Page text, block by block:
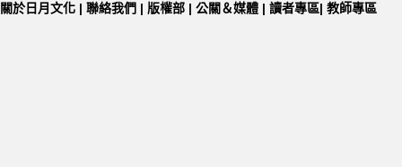
關於日月文化 | 聯絡我們 | 版權部 | 公關＆媒體 | 讀者專區| 教師專區